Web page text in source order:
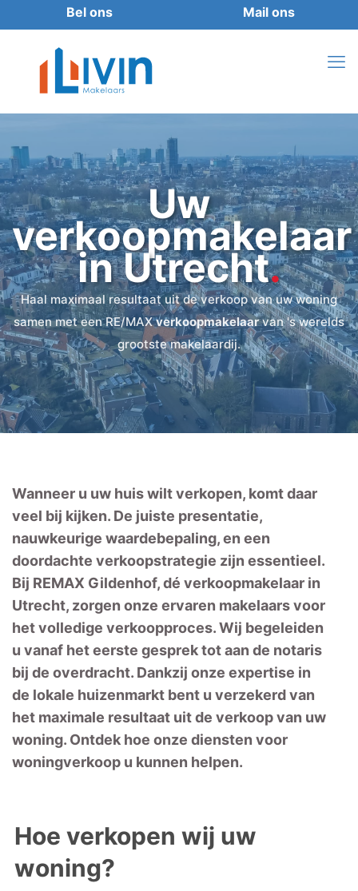
Uw
verkoopmakelaar
in Utrecht.
Haal maximaal resultaat uit de verkoop van uw woning
samen met een RE/MAXverkoopmakelaarvan 's werelds
grootste makelaardij.
Wanneer u uw huis wilt verkopen, komt daar
veel bij kijken. De juiste presentatie,
nauwkeurige waardebepaling, en een
doordachte verkoopstrategie zijn essentieel.
Bij REMAX Gildenhof, dé verkoopmakelaar in
Utrecht, zorgen onze ervaren makelaars voor
het volledige verkoopproces. Wij begeleiden
u vanaf het eerste gesprek tot aan de notaris
bij de overdracht. Dankzij onze expertise in
de lokale huizenmarkt bent u verzekerd van
het maximale resultaat uit de verkoop van uw
woning. Ontdek hoe onze diensten voor
woningverkoop u kunnen helpen.
Hoe verkopen wij uw
woning?